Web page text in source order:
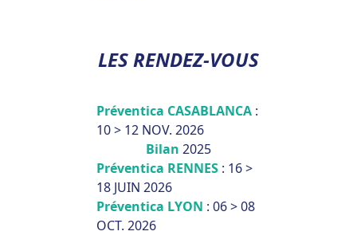
LES RENDEZ-VOUS
Préventica CASABLANCA :
10 > 12 NOV. 2026
Bilan 2025
Préventica RENNES : 16 >
18 JUIN 2026
Préventica LYON : 06 > 08
OCT. 2026